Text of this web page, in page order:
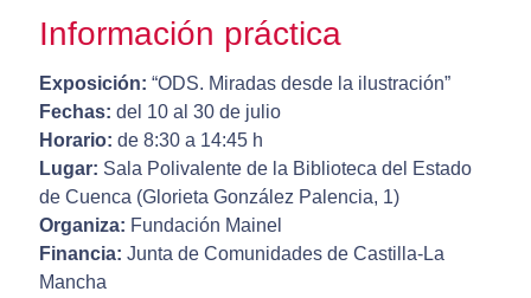
Información práctica
Exposición: “ODS. Miradas desde la ilustración”
Fechas: del 10 al 30 de julio
Horario: de 8:30 a 14:45 h
Lugar: Sala Polivalente de la Biblioteca del Estado
de Cuenca (Glorieta González Palencia, 1)
Organiza: Fundación Mainel
Financia: Junta de Comunidades de Castilla-La
Mancha